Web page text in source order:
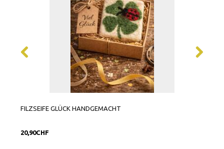
FILZSEIFE GLÜCK HANDGEMACHT
20,90CHF